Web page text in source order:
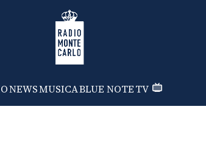
Radio Monte Carlo
NEWSMUSICABLUE NOTETV